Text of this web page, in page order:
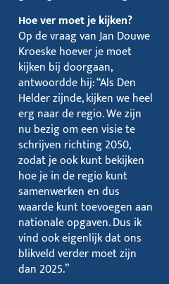
Hoe ver moet je kijken?
Op de vraag van Jan Douwe
Kroeske hoever je moet
kijken bij doorgaan,
antwoordde hij: “Als Den
Helder zijnde, kijken we heel
erg naar de regio. We zijn
nu bezig om een visie te
schrijven richting 2050,
zodat je ook kunt bekijken
hoe je in de regio kunt
samenwerken en dus
waarde kunt toevoegen aan
nationale opgaven. Dus ik
vind ook eigenlijk dat ons
blikveld verder moet zijn
dan 2025.”